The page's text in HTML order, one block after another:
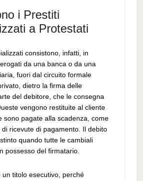
i Prestiti
a Protestati
consistono, infatti, in
da una banca o da una
fuori dal circuito formale
dietro la firma delle
del debitore, che le consegna
vengono restituite al cliente
sono pagate alla scadenza, come
ricevute di pagamento. Il debito
quando tutte le cambiali
possesso del firmatario.
un titolo esecutivo, perché